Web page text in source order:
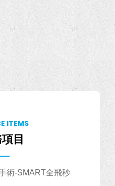
ITEMS
目
術-SMART全飛秒